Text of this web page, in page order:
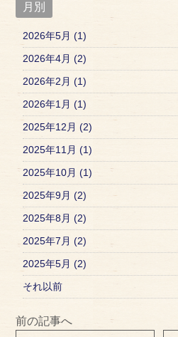
月別
2026年5月 (1)
2026年4月 (2)
2026年2月 (1)
2026年1月 (1)
2025年12月 (2)
2025年11月 (1)
2025年10月 (1)
2025年9月 (2)
2025年8月 (2)
2025年7月 (2)
2025年5月 (2)
それ以前
前の記事へ